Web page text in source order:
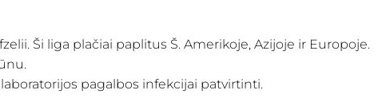
Ši liga plačiai paplitus Š. Amerikoje, Azijoje ir Europoje.
pagalbos infekcijai patvirtinti.